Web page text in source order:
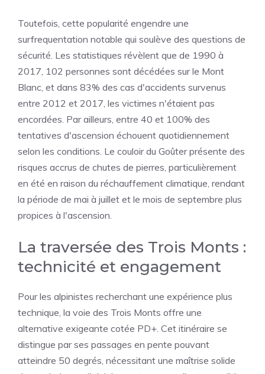
Toutefois, cette popularité engendre une
surfrequentation notable qui soulève des questions de
sécurité. Les statistiques révèlent que de 1990 à
2017, 102 personnes sont décédées sur le Mont
Blanc, et dans 83% des cas d'accidents survenus
entre 2012 et 2017, les victimes n'étaient pas
encordées. Par ailleurs, entre 40 et 100% des
tentatives d'ascension échouent quotidiennement
selon les conditions. Le couloir du Goûter présente des
risques accrus de chutes de pierres, particulièrement
en été en raison du réchauffement climatique, rendant
la période de mai à juillet et le mois de septembre plus
propices à l'ascension.
La traversée des Trois Monts :
technicité et engagement
Pour les alpinistes recherchant une expérience plus
technique, la voie des Trois Monts offre une
alternative exigeante cotée PD+. Cet itinéraire se
distingue par ses passages en pente pouvant
atteindre 50 degrés, nécessitant une maîtrise solide